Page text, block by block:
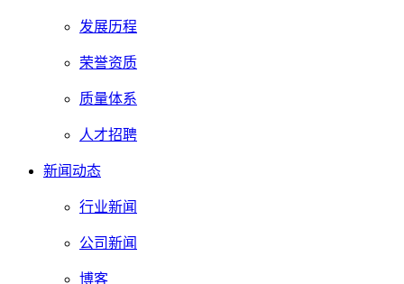
发展历程
荣誉资质
质量体系
人才招聘
新闻动态
行业新闻
公司新闻
博客